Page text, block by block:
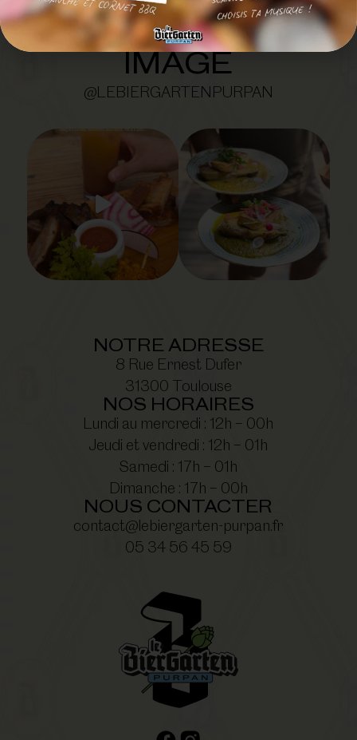
SUIVEZ-NOUS EN
IMAGE
@LEBIERGARTENPURPAN
NOTRE ADRESSE
8 Rue Ernest Dufer
31300 Toulouse
NOS HORAIRES
Lundi au mercredi : 12h – 00h
Jeudi et vendredi : 12h – 01h
Samedi : 17h – 01h
Dimanche : 17h – 00h
NOUS CONTACTER
contact@lebiergarten-purpan.fr
05 34 56 45 59